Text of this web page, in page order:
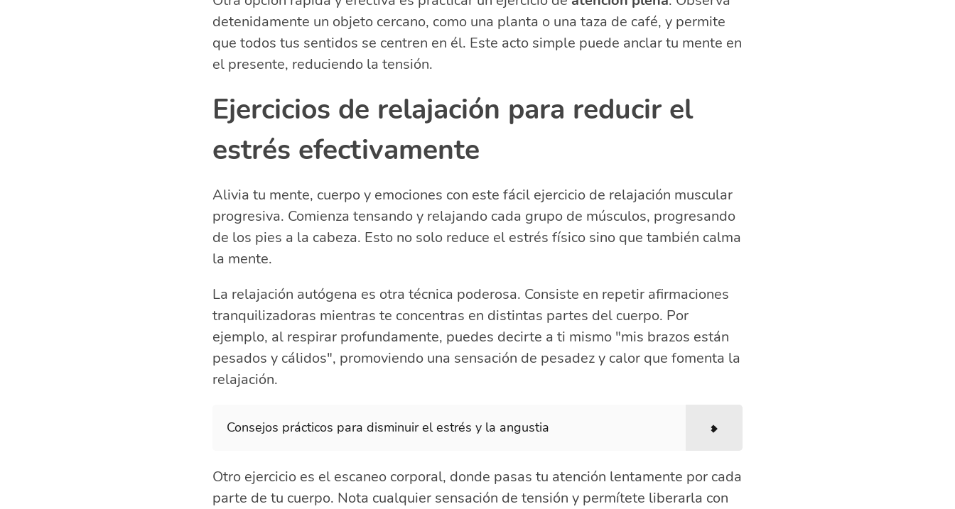
detenidamente un objeto cercano, como una planta o una taza de café, y permite
que todos tus sentidos se centren en él. Este acto simple puede anclar tu mente en
el presente, reduciendo la tensión.
Ejercicios de relajación para reducir el
estrés efectivamente
Alivia tu mente, cuerpo y emociones con este fácil ejercicio de relajación muscular
progresiva. Comienza tensando y relajando cada grupo de músculos, progresando
de los pies a la cabeza. Esto no solo reduce el estrés físico sino que también calma
la mente.
La relajación autógena es otra técnica poderosa. Consiste en repetir afirmaciones
tranquilizadoras mientras te concentras en distintas partes del cuerpo. Por
ejemplo, al respirar profundamente, puedes decirte a ti mismo "mis brazos están
pesados y cálidos", promoviendo una sensación de pesadez y calor que fomenta la
relajación.
Consejos prácticos para disminuir el estrés y la angustia
Otro ejercicio es el escaneo corporal, donde pasas tu atención lentamente por cada
parte de tu cuerpo. Nota cualquier sensación de tensión y permítete liberarla con